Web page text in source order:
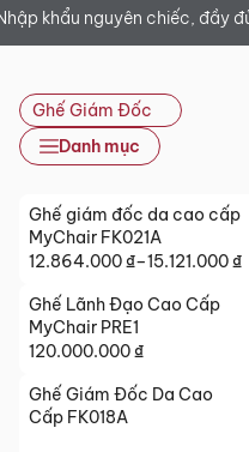
Nhập khẩu nguyên chiếc, đầy
Ghế Giám Đốc
Danh mục
Ghế giám đốc da cao cấp
MyChair FK021A
12.864.000₫–15.121.000₫
Khoảng
giá:
từ
12.864.000 ₫
15.121.000 ₫
Ghế Lãnh Đạo Cao Cấp
MyChair PRE1
120.000.000₫
Ghế Giám Đốc Da Cao
Cấp FK018A